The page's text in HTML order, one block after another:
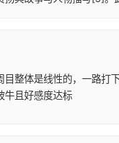
整体是线性的，一路
牛且好感度达标